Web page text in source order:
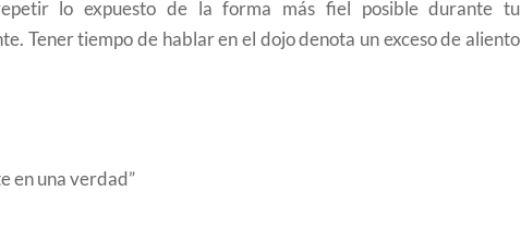
lo expuesto de la forma más fiel posible durante tu
Tener tiempo de hablar en el dojo denota un exceso de aliento
en una verdad”